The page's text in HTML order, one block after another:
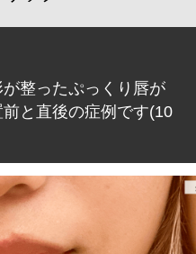
整ったぷっくり唇が
と直後の症例です(10